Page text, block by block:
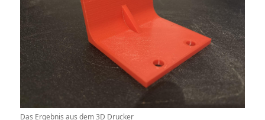
Das Ergebnis aus dem 3D Drucker